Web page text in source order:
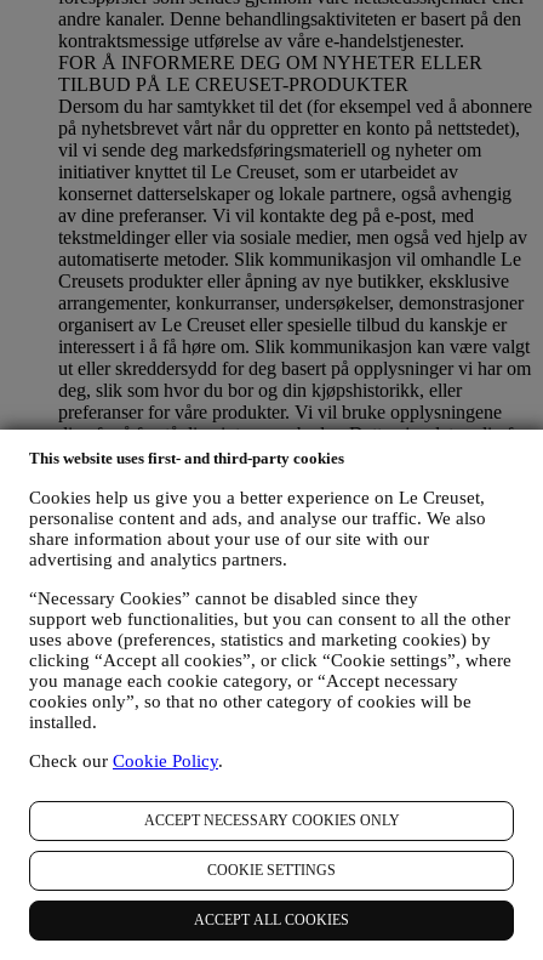
This website uses first- and third-party cookies
Cookies help us give you a better experience on Le Creuset,
personalise content and ads, and analyse our traffic. We also
share information about your use of our site with our
advertising and analytics partners.
“Necessary Cookies” cannot be disabled since they
support web functionalities, but you can consent to all the other
uses above (preferences, statistics and marketing cookies) by
clicking “Accept all cookies”, or click “Cookie settings”, where
you manage each cookie category, or “Accept necessary
cookies only”, so that no other category of cookies will be
installed.
Check our Cookie Policy.
ACCEPT NECESSARY COOKIES ONLY
COOKIE SETTINGS
ACCEPT ALL COOKIES
andre kanaler. Denne behandlingsaktiviteten er basert på den
kontraktsmessige utførelse av våre e-handelstjenester.
FOR Å INFORMERE DEG OM NYHETER ELLER
TILBUD PÅ LE CREUSET-PRODUKTER
Dersom du har samtykket til det (for eksempel ved å abonnere
på nyhetsbrevet vårt når du oppretter en konto på nettstedet),
vil vi sende deg markedsføringsmateriell og nyheter om
initiativer knyttet til Le Creuset, som er utarbeidet av
konsernet datterselskaper og lokale partnere, også avhengig
av dine preferanser. Vi vil kontakte deg på e-post, med
tekstmeldinger eller via sosiale medier, men også ved hjelp av
automatiserte metoder. Slik kommunikasjon vil omhandle Le
Creusets produkter eller åpning av nye butikker, eksklusive
arrangementer, konkurranser, undersøkelser, demonstrasjoner
organisert av Le Creuset eller spesielle tilbud du kanskje er
interessert i å få høre om. Slik kommunikasjon kan være valgt
ut eller skreddersydd for deg basert på opplysninger vi har om
deg, slik som hvor du bor og din kjøpshistorikk, eller
preferanser for våre produkter. Vi vil bruke opplysningene
dine for å forstå dine interesser bedre. Dette gjør det mulig for
oss å tilpasse vår kommunikasjon med deg, for å gjøre den
brukes til andre formål. Vi samler også inn statistikk om e-
post-åpning og klikk ved hjelp av bransjens standardteknikker
for å hjelpe oss med å vite hvordan nyhetsbrevene våre blir
mottatt. Denne behandlingen er basert på ditt samtykke til å
velger selv hvilke personlige opplysninger som samles inn,
ved å velge den relevante avmerkingsboksen. Avmelding: Du
kan når som helst slutte å motta oppdateringer fra oss, gratis,
ved å klikke på avmeldingsknappen nederst i et nyhetsbrev.
Hvis du foretrekker det, kan du gjøre dette ved å kontakte oss
påprivacy@lecreuset.com
. Vi vil behandle avmeldingen din
kunne motta flere meldinger før avmeldingen er
kontaktopplysninger og andre personopplysninger videre til
andre selskaper for deres markedsføringsformål
RE-TARGETING / SKREDDERSYING AV TILBUD OG
FORBEDRING AV KUNDEOPPLEVELSEN
Vi vil gjerne bruke opplysningene dine til å skreddersy
tjenestene og tilbudene våre til dine behov og preferanser for å
gi deg en personlig tilpasset kundeopplevelse hos Le Creuset.